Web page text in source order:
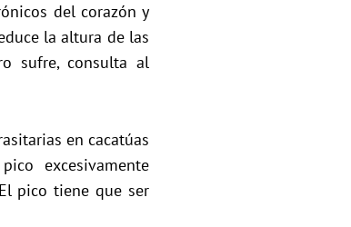
del corazón y
la altura de las
sufre, consulta al
en cacatúas
excesivamente
pico tiene que ser